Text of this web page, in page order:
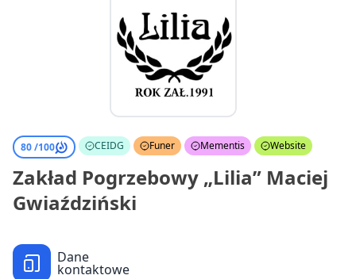
80 /100 CEIDG Funer Mementis Website
Zakład Pogrzebowy „Lilia” Maciej
Gwiaździński
Dane
kontaktowe